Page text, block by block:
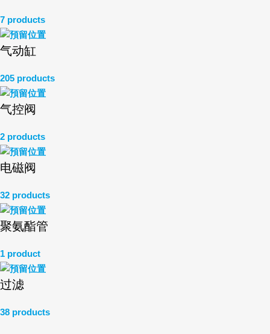
7 products
气动缸
205 products
气控阀
2 products
电磁阀
32 products
聚氨酯管
1 product
过滤
38 products